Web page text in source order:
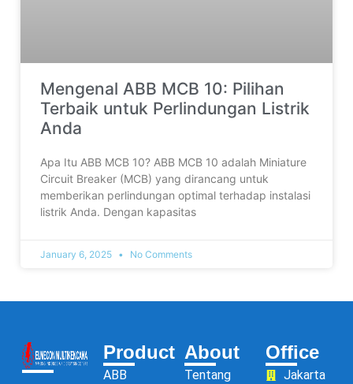
Mengenal ABB MCB 10: Pilihan
Terbaik untuk Perlindungan Listrik
Anda
Apa Itu ABB MCB 10? ABB MCB 10 adalah Miniature
Circuit Breaker (MCB) yang dirancang untuk
memberikan perlindungan optimal terhadap instalasi
listrik Anda. Dengan kapasitas
January 6, 2025 No Comments
Product
ABB
About
Tentang
Office
Jakarta